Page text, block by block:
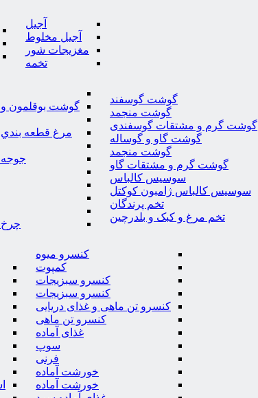
آجیل
آجیل مخلوط
مغزیجات شور
تخمه
گوشت گوسفند
گوشت منجمد
گوشت گرم و مشتقات گوسفندی
گوشت گاو و گوساله
گوشت منجمد
گوشت گرم و مشتقات گاو
سوسیس کالباس
سوسیس کالباس ژامبون کوکتل
تخم پرندگان
تخم مرغ و کبک و بلدرچین
گوشت بوقلمون و
مرغ قطعه بندي
جوجه
چرخ
کنسرو میوه
کمپوت
کنسرو سبزیجات
کنسرو سبزیجات
کنسرو تن ماهی و غذای دریایی
کنسرو تن ماهی
غذای آماده
سوپ
فرنی
خورشت آماده
خورشت آماده